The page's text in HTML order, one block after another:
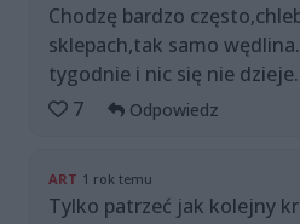
Chodzę bardzo
sklepach,tak samo
tygodnie i nic się nie
7
Odpowiedz
ART 1 rok temu
Tylko patrzeć jak kolejny